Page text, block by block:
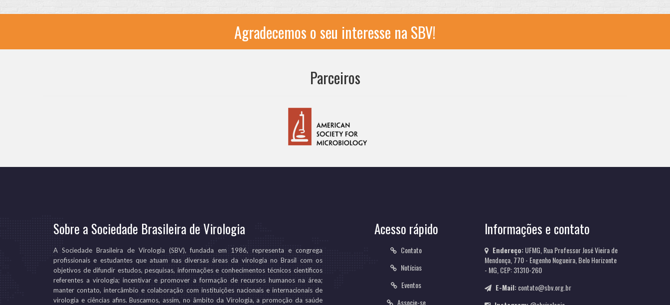
Agradecemos o seu interesse na SBV!
Parceiros
Sobre a Sociedade Brasileira de Virologia
A Sociedade Brasileira de Virologia (SBV), fundada em 1986, representa e congrega
profissionais e estudantes que atuam nas diversas áreas da virologia no Brasil com os
objetivos de difundir estudos, pesquisas, informações e conhecimentos técnicos científicos
referentes a virologia; incentivar e promover a formação de recursos humanos na área;
manter contato, intercâmbio e colaboração com instituições nacionais e internacionais de
virologia e ciências afins. Buscamos, assim, no âmbito da Virologia, a promoção da saúde
Acesso rápido
Contato
Notícias
Eventos
Associe-se
Informações e contato
Endereço:UFMG, Rua Professor José Vieira de
Mendonça, 770 - Engenho Nogueira, Belo Horizonte
- MG, CEP: 31310-260
E-Mail:contato@sbv.org.br